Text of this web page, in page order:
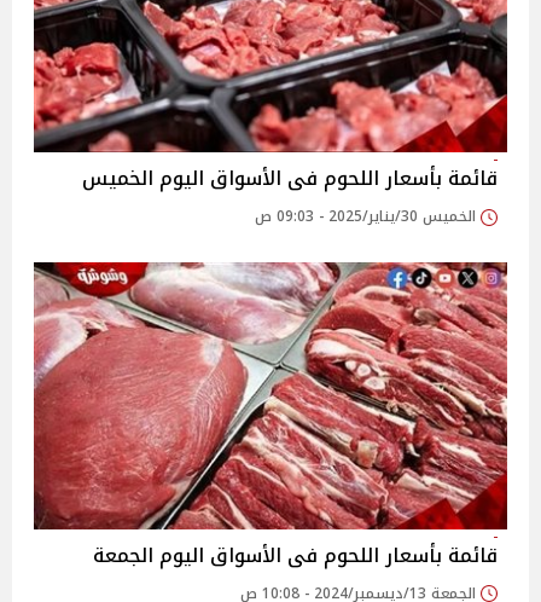
قائمة بأسعار اللحوم فى الأسواق اليوم الخميس
الخميس 30/يناير/2025 - 09:03 ص
قائمة بأسعار اللحوم فى الأسواق اليوم الجمعة
الجمعة 13/ديسمبر/2024 - 10:08 ص